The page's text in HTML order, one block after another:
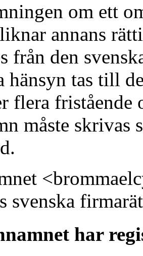
om ett
annans
från den
hänsyn tas till
flera fristående
måste skrivas
svenska
har